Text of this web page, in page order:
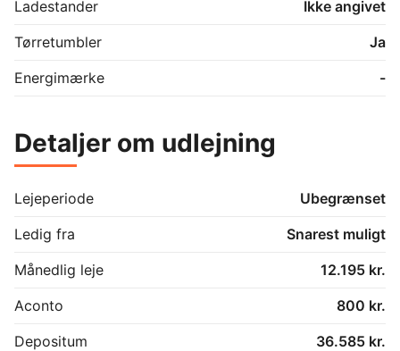
Ladestander
Ikke angivet
Tørretumbler
Ja
Energimærke
-
Detaljer om udlejning
Lejeperiode
Ubegrænset
Ledig fra
Snarest muligt
Månedlig leje
12.195 kr.
Aconto
800 kr.
Depositum
36.585 kr.